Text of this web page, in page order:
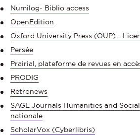
Numilog- Biblio access
OpenEdition
Oxford University Press (OUP) -
Persée
Prairial, plateforme de revues en
PRODIG
Retronews
SAGE Journals Humanities and
nationale
ScholarVox (Cyberlibris)
écologique.